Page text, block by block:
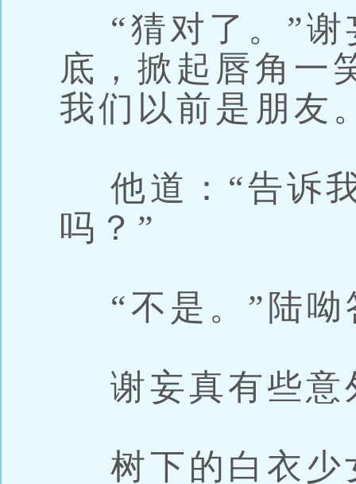
“猜对了。”谢
底，掀起唇角一
我们以前是朋友
他道：“告诉
吗？”
“不是。”陆呦
谢妄真有些意
树下的白衣少